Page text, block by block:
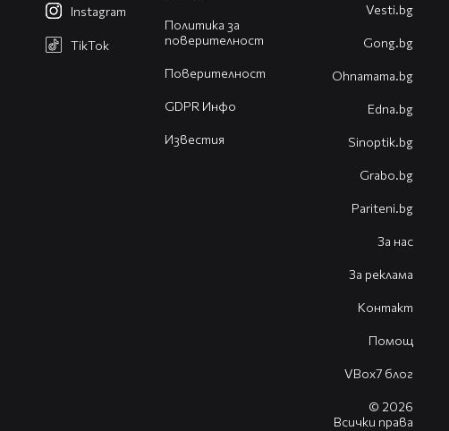
Политика за
поверителност
Поверителност
GDPR Инфо
Известия
Instagram
TikTok
Vesti.bg
Gong.bg
Оhnamama.bg
Edna.bg
Sinoptik.bg
Grabo.bg
Pariteni.bg
За нас
За реклама
Контакт
Помощ
VBox7 блог
© 2026
Всички права